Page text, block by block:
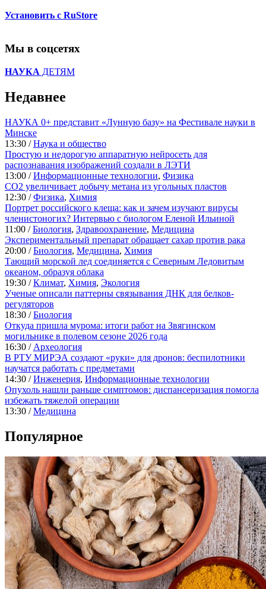
Установить с RuStore
Мы в соцсетях
НАУКА ДЕТЯМ
Недавнее
НАУКА 0+ представит «Лунную базу» на Фестивале науки в
Минске
13:30 /Наука и общество
Простую и недорогую аппаратную нейросеть для
распознавания изображений создали в ЛЭТИ
13:00 /Информационные технологии, Физика
CO2 увеличивает добычу метана из угольных пластов
12:30 /Физика, Химия
Портрет российского клеща: как и зачем изучают вирусы
членистоногих? Интервью с биологом Еленой Ильиной
11:00 /Биология, Здравоохранение, Медицина
Экспериментальный препарат обращает сахар против рака
20:00 /Биология, Медицина, Химия
Тающий морской лед соединяется с Северным Ледовитым
океаном, образуя облака
19:30 /Климат, Химия, Экология
Ученые описали паттерны связывания ДНК для белков-
регуляторов
18:30 /Биология
Откуда пришла мурома: итоги работ на Звягинском
могильнике в полевом сезоне 2026 года
16:30 / Археология
В РТУ МИРЭА создают «руки» для дронов: беспилотники
научатся работать с предметами
14:30 /Инженерия, Информационные технологии
Опухоль нашли раньше симптомов: диспансеризация помогла
избежать тяжелой операции
13:30 /Медицина
Популярное